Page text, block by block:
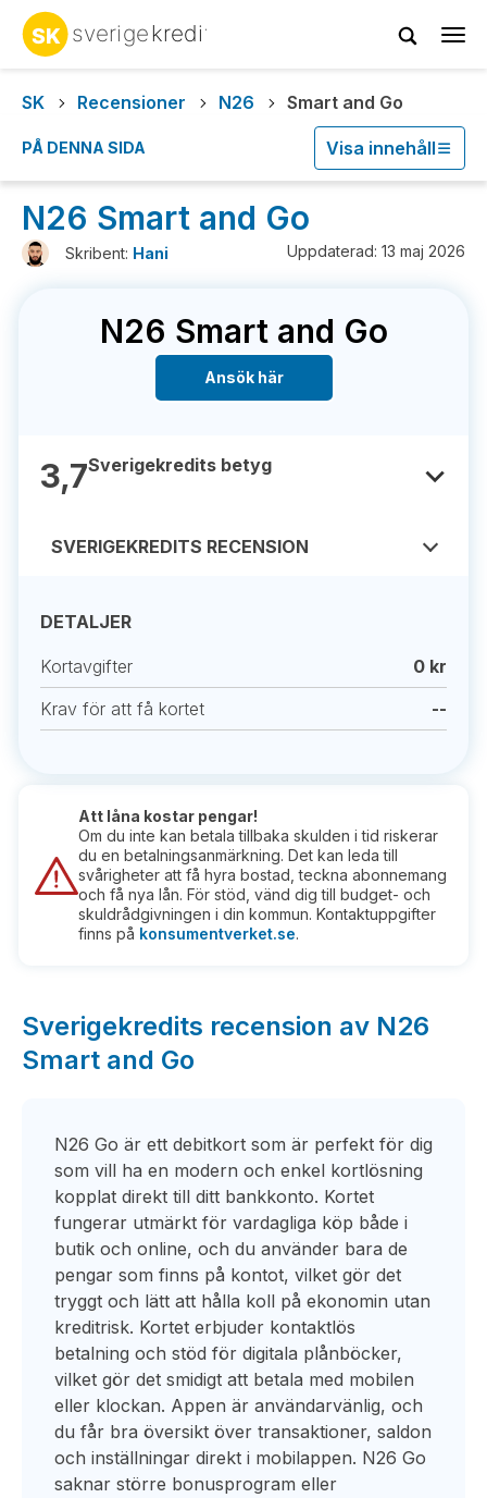
SK
Recensioner N26 Smart and Go
PÅ DENNA SIDA Visa innehåll
N26 Smart and Go
Skribent: Hani Uppdaterad: 13 maj 2026
N26 Smart and Go
Ansök här
3,7Sverigekredits betyg
SVERIGEKREDITS RECENSION
DETALJER
Kortavgifter
0 kr
Krav för att få kortet
--
Att låna kostar pengar!
Om du inte kan betala tillbaka skulden i tid riskerar
du en betalningsanmärkning. Det kan leda till
svårigheter att få hyra bostad, teckna abonnemang
och få nya lån. För stöd, vänd dig till budget- och
skuldrådgivningen i din kommun. Kontaktuppgifter
finns på konsumentverket.se.
Sverigekredits recension av N26
Smart and Go
N26 Go är ett debitkort som är perfekt för dig
som vill ha en modern och enkel kortlösning
kopplat direkt till ditt bankkonto. Kortet
fungerar utmärkt för vardagliga köp både i
butik och online, och du använder bara de
pengar som finns på kontot, vilket gör det
tryggt och lätt att hålla koll på ekonomin utan
kreditrisk. Kortet erbjuder kontaktlös
betalning och stöd för digitala plånböcker,
vilket gör det smidigt att betala med mobilen
eller klockan. Appen är användarvänlig, och
du får bra översikt över transaktioner, saldon
och inställningar direkt i mobilappen. N26 Go
saknar större bonusprogram eller